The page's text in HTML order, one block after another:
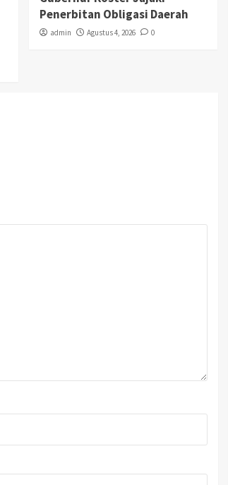
Penerbitan Obligasi Daerah
admin Agustus 4, 2026 0